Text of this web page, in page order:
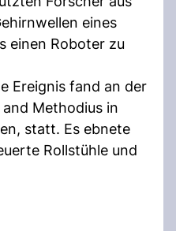
eines
einen Roboter zu
Ereignis fand an der
Methodius in
statt. Es ebnete
Rollstühle und